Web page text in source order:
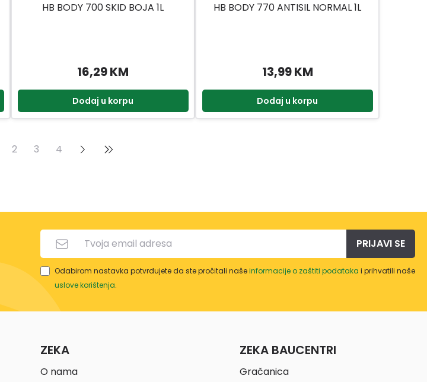
HB BODY 700 SKID BOJA 1L
16,29 KM
Dodaj u korpu
HB BODY 770 ANTISIL NORMAL 1L
13,99 KM
Dodaj u korpu
2 3 4
PRIJAVI SE
Odabirom nastavka potvrđujete da ste pročitali našeinformacije o zaštiti podataka i prihvatili naše
uslove korištenja.
ZEKA
O nama
ZEKA BAUCENTRI
Gračanica